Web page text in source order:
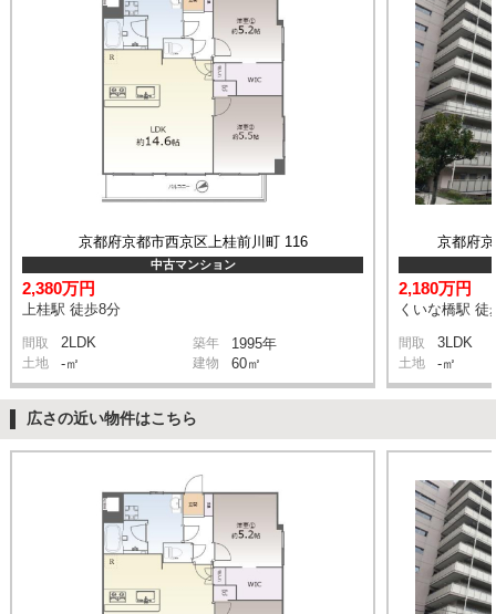
京都府京都市西京区上桂前川町 116
中古マンション
2,380万円
上桂駅 徒歩8分
間取 2LDK 築年 1995年
土地 -㎡ 建物 60㎡
京都府
2,180万円
くいな橋駅 徒
間取 3LDK
土地 -㎡
広さの近い物件はこちら